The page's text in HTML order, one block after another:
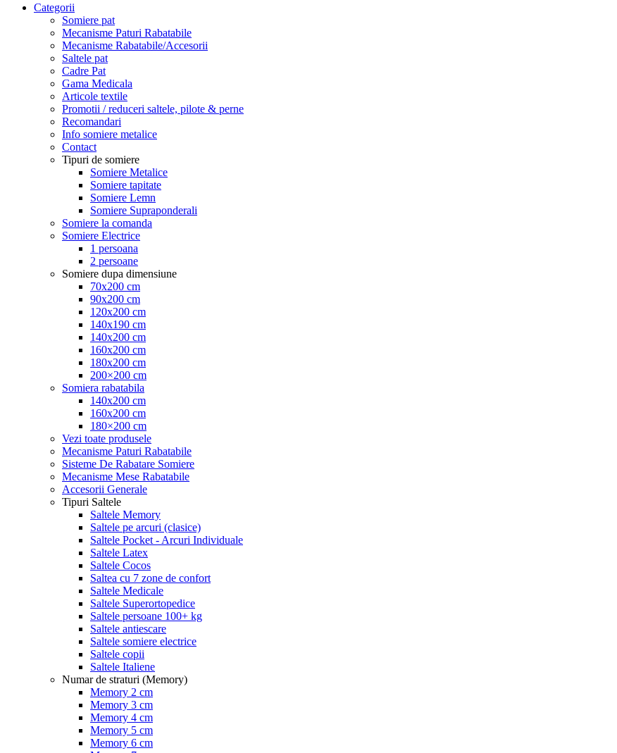
Categorii
Somiere pat
Mecanisme Paturi Rabatabile
Mecanisme Rabatabile/Accesorii
Saltele pat
Cadre Pat
Gama Medicala
Articole textile
Promotii / reduceri saltele, pilote & perne
Recomandari
Info somiere metalice
Contact
Tipuri de somiere
Somiere Metalice
Somiere tapitate
Somiere Lemn
Somiere Supraponderali
Somiere la comanda
Somiere Electrice
1 persoana
2 persoane
Somiere dupa dimensiune
70x200 cm
90x200 cm
120x200 cm
140x190 cm
140x200 cm
160x200 cm
180x200 cm
200×200 cm
Somiera rabatabila
140x200 cm
160x200 cm
180×200 cm
Vezi toate produsele
Mecanisme Paturi Rabatabile
Sisteme De Rabatare Somiere
Mecanisme Mese Rabatabile
Accesorii Generale
Tipuri Saltele
Saltele Memory
Saltele pe arcuri (clasice)
Saltele Pocket - Arcuri Individuale
Saltele Latex
Saltele Cocos
Saltea cu 7 zone de confort
Saltele Medicale
Saltele Superortopedice
Saltele persoane 100+ kg
Saltele antiescare
Saltele somiere electrice
Saltele copii
Saltele Italiene
Numar de straturi (Memory)
Memory 2 cm
Memory 3 cm
Memory 4 cm
Memory 5 cm
Memory 6 cm